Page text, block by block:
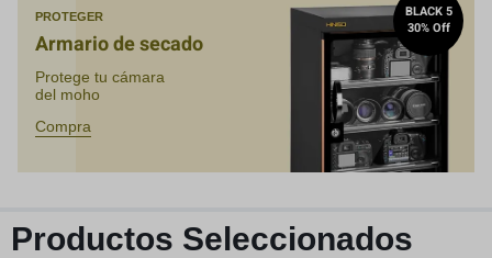
PROTEGER
Armario de secado
Protege tu cámara
del moho
Compra
BLACK 5
30% Off
Productos Seleccionados